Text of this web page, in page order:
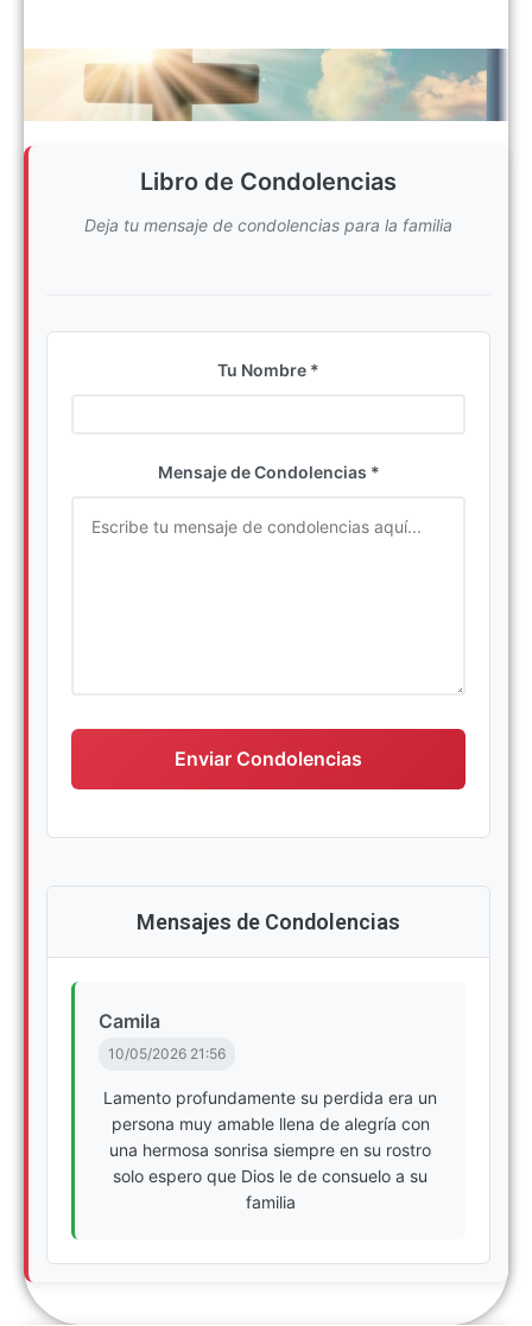
Libro de Condolencias
Deja tu mensaje de condolencias para la familia
Tu Nombre *
Mensaje de Condolencias *
Enviar Condolencias
Mensajes de Condolencias
Camila
10/05/2026 21:56
Lamento profundamente su perdida era un
persona muy amable llena de alegría con
una hermosa sonrisa siempre en su rostro
solo espero que Dios le de consuelo a su
familia